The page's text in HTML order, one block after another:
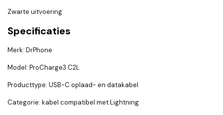
Zwarte uitvoering
Specificaties
Merk: DrPhone
Model: ProCharge3 C2L
Producttype: USB-C oplaad- en datakabel
Categorie: kabel compatibel met Lightning